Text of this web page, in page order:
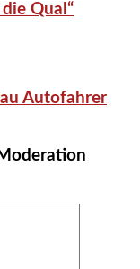
Qual“
Autofahrer